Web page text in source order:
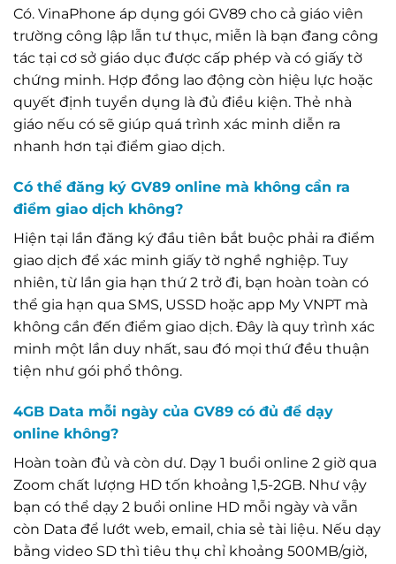
Có. VinaPhone áp dụng gói GV89 cho cả giáo viên
trường công lập lẫn tư thục, miễn là bạn đang công
tác tại cơ sở giáo dục được cấp phép và có giấy tờ
chứng minh. Hợp đồng lao động còn hiệu lực hoặc
quyết định tuyển dụng là đủ điều kiện. Thẻ nhà
giáo nếu có sẽ giúp quá trình xác minh diễn ra
nhanh hơn tại điểm giao dịch.
Có thể đăng ký GV89 online mà không cần ra
điểm giao dịch không?
Hiện tại lần đăng ký đầu tiên bắt buộc phải ra điểm
giao dịch để xác minh giấy tờ nghề nghiệp. Tuy
nhiên, từ lần gia hạn thứ 2 trở đi, bạn hoàn toàn có
thể gia hạn qua SMS, USSD hoặc app My VNPT mà
không cần đến điểm giao dịch. Đây là quy trình xác
minh một lần duy nhất, sau đó mọi thứ đều thuận
tiện như gói phổ thông.
4GB Data mỗi ngày của GV89 có đủ để dạy
online không?
Hoàn toàn đủ và còn dư. Dạy 1 buổi online 2 giờ qua
Zoom chất lượng HD tốn khoảng 1,5-2GB. Như vậy
bạn có thể dạy 2 buổi online HD mỗi ngày và vẫn
còn Data để lướt web, email, chia sẻ tài liệu. Nếu dạy
bằng video SD thì tiêu thụ chỉ khoảng 500MB/giờ,